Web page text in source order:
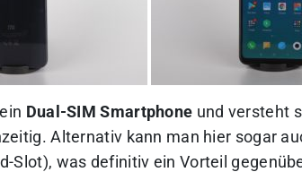
Dual-SIM Smartphone und versteht
Alternativ kann man hier sogar
Slot), was definitiv ein Vorteil